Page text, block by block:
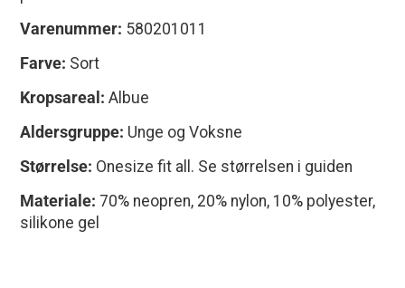
Varenummer: 580201011
Farve: Sort
Kropsareal:Albue
Aldersgruppe: Unge og Voksne
Størrelse: Onesize fit all. Se størrelsen i guiden
Materiale: 70% neopren, 20% nylon, 10% polyester,
silikone gel